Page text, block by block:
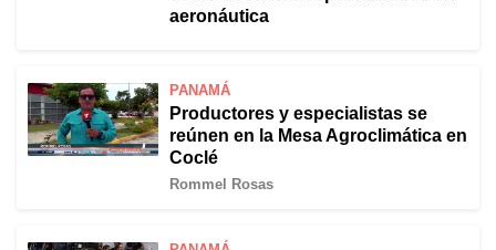
aeronáutica
PANAMÁ
Productores y especialistas se
reúnen en la Mesa Agroclimática en
Coclé
Rommel Rosas